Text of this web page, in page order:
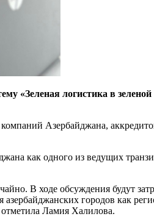
«Зеленая логистика в
Азербайджана,
как одного из ведущих
В ходе обсуждения будут
городов как
Ламия Халилова.